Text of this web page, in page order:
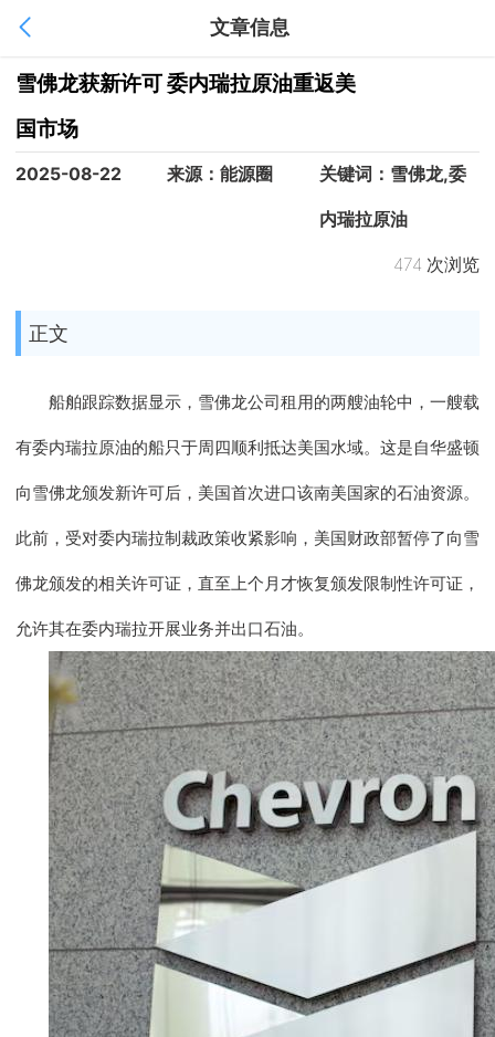
文章信息
雪佛龙获新许可 委内瑞拉原油重返美
国市场
2025-08-22 来源：能源圈 关键词：雪佛龙,委
内瑞拉原油
474 次浏览
正文
船舶跟踪数据显示，雪佛龙公司租用的两艘油轮中，一艘载
有委内瑞拉原油的船只于周四顺利抵达美国水域。这是自华盛顿
向雪佛龙颁发新许可后，美国首次进口该南美国家的石油资源。
此前，受对委内瑞拉制裁政策收紧影响，美国财政部暂停了向雪
佛龙颁发的相关许可证，直至上个月才恢复颁发限制性许可证，
允许其在委内瑞拉开展业务并出口石油。